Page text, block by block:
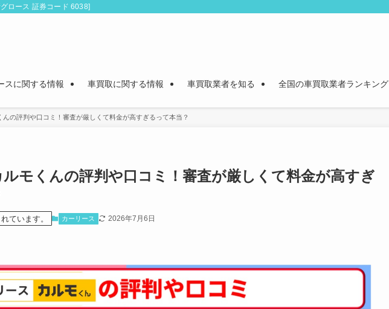
ロース 証券コード 6038]
スに関する情報 車買取に関する情報 車買取業者を知る 全国の車買取業者ランキング
んの評判や口コミ！審査が厳しくて料金が高すぎるって本当？
モくんの評判や口コミ！審査が厳しくて料金が高すぎ
ています。 カーリース 2026年7月6日